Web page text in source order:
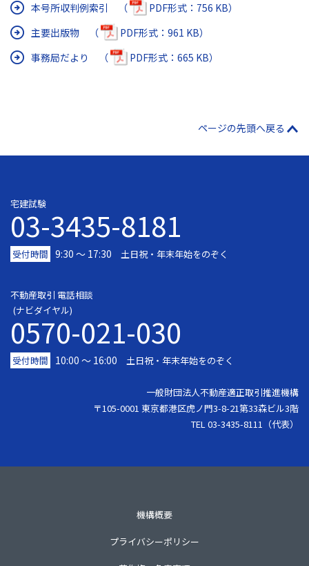
本号所収判例索引 （
PDF形式：756 KB）
主要出版物 （
PDF形式：961 KB）
事務局だより （
PDF形式：665 KB）
ページの先頭へ戻る
宅建試験
03-3435-8181
受付時間 9:30 〜 17:30 土日祝・年末年始をのぞく
不動産取引 電話相談
(ナビダイヤル)
0570-021-030
受付時間 10:00 ～ 16:00 土日祝・年末年始をのぞく
一般財団法人不動産適正取引推進機構
〒105-0001 東京都港区虎ノ門3-8-21第33森ビル3階
TEL 03-3435-8111（代表）
機構概要
プライバシーポリシー